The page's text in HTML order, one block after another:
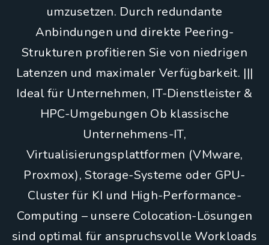
umzusetzen. Durch redundante
Anbindungen und direkte Peering-
Strukturen profitieren Sie von niedrigen
Latenzen und maximaler Verfügbarkeit. |||
Ideal für Unternehmen, IT-Dienstleister &
HPC-Umgebungen Ob klassische
Unternehmens-IT,
Virtualisierungsplattformen (VMware,
Proxmox), Storage-Systeme oder GPU-
Cluster für KI und High-Performance-
Computing – unsere Colocation-Lösungen
sind optimal für anspruchsvolle Workloads